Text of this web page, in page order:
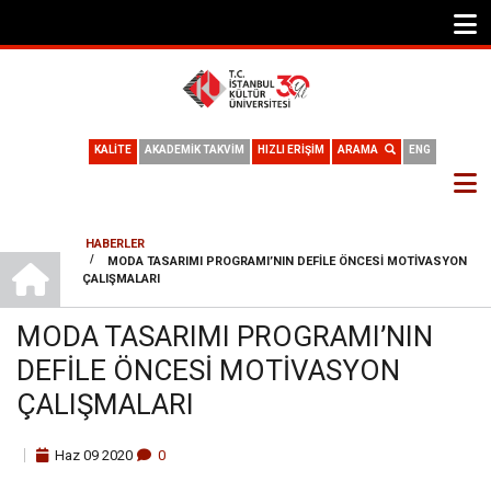
ENG
ARAMA
HIZLI ERİŞİM
AKADEMİK TAKVİM
KALİTE
SAYFA
YOLU
HABERLER
/
MODA TASARIMI PROGRAMI’NIN DEFILE ÖNCESI MOTIVASYON
ÇALIŞMALARI
MODA TASARIMI PROGRAMI’NIN
DEFILE ÖNCESI MOTIVASYON
ÇALIŞMALARI
Haz 09 2020 0